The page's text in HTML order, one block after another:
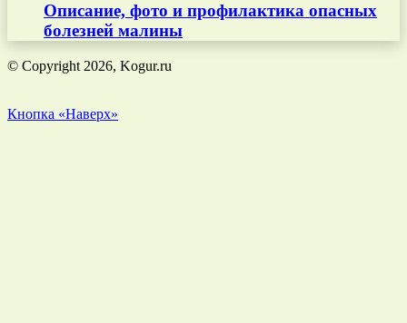
Описание, фото и профилактика опасных
болезней малины
© Copyright 2026, Kogur.ru
Кнопка «Наверх»